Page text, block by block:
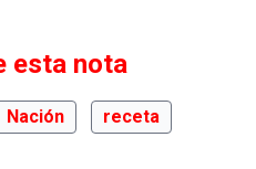
esta nota
Nación receta